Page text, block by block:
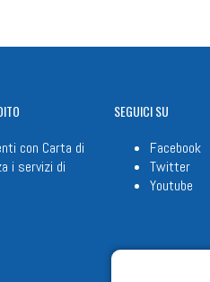
con Carta di
i servizi di
SEGUICISU
Facebook
Twitter
Youtube